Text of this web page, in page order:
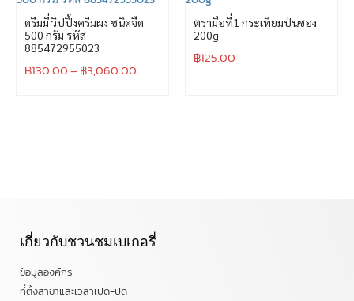
ดรีมมี่ วิปปิ้งครีมผง ชนิดจืด
500 กรัม รหัส
885472955023
฿130.00– ฿3,060.00
ตรามือที่1 กระเทียมป่นซอง
200g
฿125.00
เกี่ยวกับชวนชมเบเกอรี่
ข้อมูลองค์กร
ที่ตั้งสาขาและเวลาเปิด-ปิด